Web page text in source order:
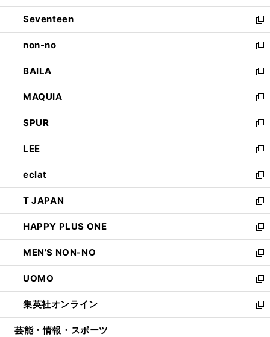
開
く
ウ
で
開
く
ン
ド
ウ
で
開
く
Seventeen
新
し
い
ウ
ィ
ン
ド
ウ
で
開
く
non-no
新
し
い
ウ
ィ
ン
ド
ウ
で
開
く
BAILA
新
し
い
ウ
ィ
ン
ド
ウ
で
開
く
MAQUIA
新
し
い
ウ
ィ
ン
ド
ウ
で
開
く
SPUR
新
し
い
ウ
ィ
ン
ド
ウ
で
開
く
LEE
新
し
い
ウ
ィ
ン
ド
ウ
で
開
く
eclat
新
し
い
ウ
ィ
ン
ド
ウ
で
開
く
T JAPAN
新
し
い
ウ
ィ
ン
ド
ウ
で
開
HAPPY PLUS ONE
新
し
い
ウ
ィ
ン
ド
ウ
MEN'S NON-NO
新
し
い
ウ
ィ
ン
UOMO
新
し
い
ウ
集英社オンライン
新
し
芸能・情報・スポーツ